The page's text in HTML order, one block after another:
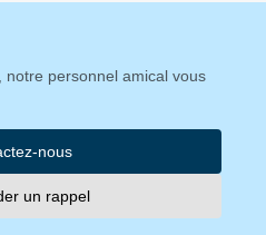
personnel amical vous
nous
un rappel